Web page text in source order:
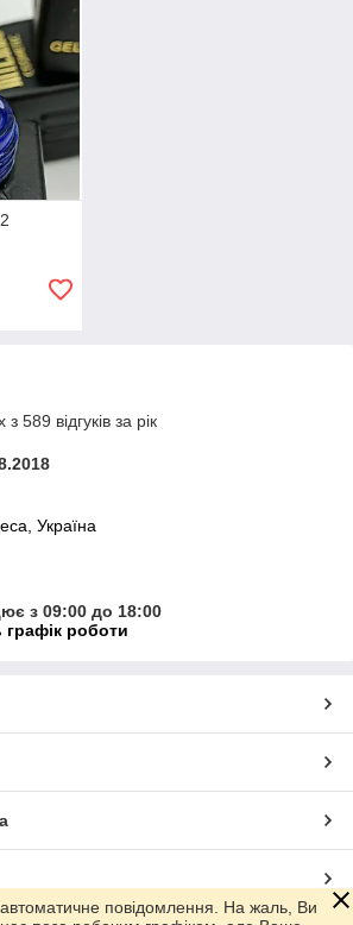
589 відгуків за рік
Україна
з 09:00 до 18:00
графік роботи
повідомлення. На жаль, Ви